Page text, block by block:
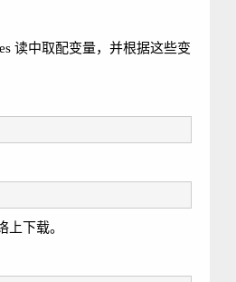
读中取配变量，并根据这些变
下载。